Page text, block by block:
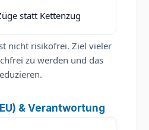
statt Kettenzug
nicht risikofrei. Ziel vieler
zu werden und das
& Verantwortung